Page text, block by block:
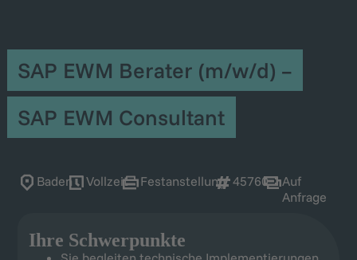
SAP EWM Berater (m/w/d) –
SAP EWM Consultant
Baden Vollzeit Festanstellung 45760
Auf
Anfrage
Ihre Schwerpunkte